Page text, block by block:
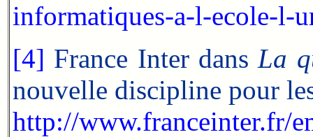
informatiques-a-l-ecole-l-
[4] France Inter dansLa
nouvelle discipline pour
http://www.franceinter.fr/